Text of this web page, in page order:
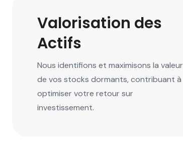
Valorisation des
Actifs
Nous identifions et maximisons la valeur
de vos stocks dormants, contribuant à
optimiser votre retour sur
investissement.